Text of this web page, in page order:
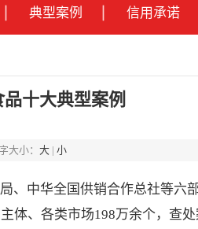
典型案例 信用承诺
十大典型案例
大小： 大| 小
中华全国供销合作总社等六
体、各类市场198万余个，查